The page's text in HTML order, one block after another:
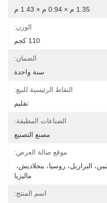
1.35 م × 0.94 م × 1.43 م
الوزن:
110 كجم
الضمان:
سنة واحدة
النقاط الرئيسية للبيع:
تقليم
الصناعات المطبقة:
مصنع التصنيع
موقع صالة العرض:
ماليزيا
اسم المنتج: